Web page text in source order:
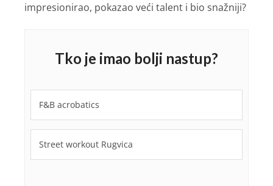
impresionirao, pokazao veći talent i bio snažniji?
Tko je imao bolji nastup?
F&B acrobatics
Street workout Rugvica